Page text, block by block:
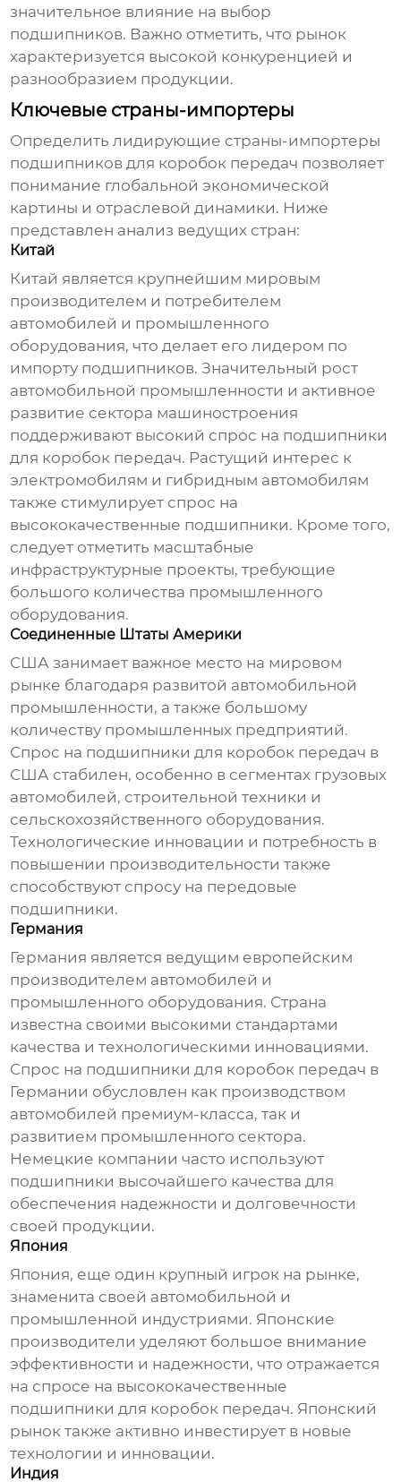
значительное влияние на выбор
подшипников. Важно отметить, что рынок
характеризуется высокой конкуренцией и
разнообразием продукции.
Ключевые страны-импортеры
Определить лидирующие страны-импортеры
подшипников для коробок передач позволяет
понимание глобальной экономической
картины и отраслевой динамики. Ниже
представлен анализ ведущих стран:
Китай
Китай является крупнейшим мировым
производителем и потребителем
автомобилей и промышленного
оборудования, что делает его лидером по
импорту подшипников. Значительный рост
автомобильной промышленности и активное
развитие сектора машиностроения
поддерживают высокий спрос на подшипники
для коробок передач. Растущий интерес к
электромобилям и гибридным автомобилям
также стимулирует спрос на
высококачественные подшипники. Кроме того,
следует отметить масштабные
инфраструктурные проекты, требующие
большого количества промышленного
оборудования.
Соединенные Штаты Америки
США занимает важное место на мировом
рынке благодаря развитой автомобильной
промышленности, а также большому
количеству промышленных предприятий.
Спрос на подшипники для коробок передач в
США стабилен, особенно в сегментах грузовых
автомобилей, строительной техники и
сельскохозяйственного оборудования.
Технологические инновации и потребность в
повышении производительности также
способствуют спросу на передовые
подшипники.
Германия
Германия является ведущим европейским
производителем автомобилей и
промышленного оборудования. Страна
известна своими высокими стандартами
качества и технологическими инновациями.
Спрос на подшипники для коробок передач в
Германии обусловлен как производством
автомобилей премиум-класса, так и
развитием промышленного сектора.
Немецкие компании часто используют
подшипники высочайшего качества для
обеспечения надежности и долговечности
своей продукции.
Япония
Япония, еще один крупный игрок на рынке,
знаменита своей автомобильной и
промышленной индустриями. Японские
производители уделяют большое внимание
эффективности и надежности, что отражается
на спросе на высококачественные
подшипники для коробок передач. Японский
рынок также активно инвестирует в новые
технологии и инновации.
Индия